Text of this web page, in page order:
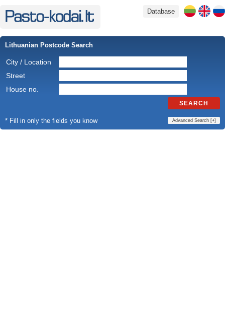
Database
Lithuanian Postcode Search
City / Location
Street
House no.
SEARCH
* Fill in only the fields you know Advanced Search [+]